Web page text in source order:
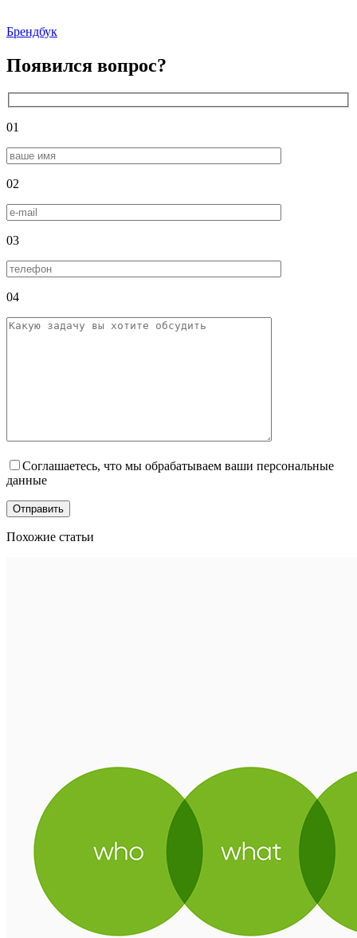
Брендбук
Появился вопрос?
01
02
03
04
Соглашаетесь, что мы обрабатываем ваши персональные
данные
Похожие статьи